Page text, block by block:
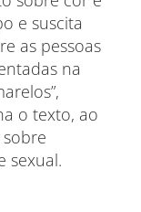
e suscita
as pessoas
na
o texto, ao
sexual.